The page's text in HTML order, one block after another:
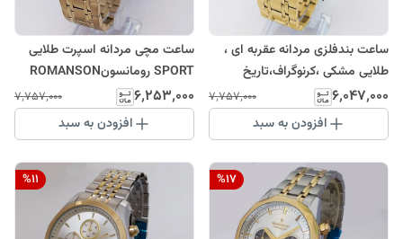
ساعت بندفلزی مردانه عقربه ای ،
طلایی مشکی ،کرنوگراف،تاریخ
دار،ضدآب،رنگ ثابت،سه
موتور،رومانسون،ROMANSON
۶٬۰۴۷٬۰۰۰ ۷٬۷۵۷٬۰۰۰
افزودن به سبد
ساعت مچی مردانه اسپرت طلایی
SPORT رومانسونROMANSON
سه موتوره ضدآب ساعت خاص
عقربه ای بند فلزی کرنوگراف
۶٬۲۵۳٬۰۰۰ ۷٬۷۵۷٬۰۰۰
افزودن به سبد
%17
%11